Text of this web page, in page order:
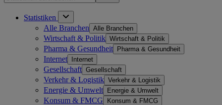
Statistiken
Alle Branchen Alle Branchen
Wirtschaft & Politik Wirtschaft & Politik
Pharma & Gesundheit Pharma & Gesundheit
Internet Internet
Gesellschaft Gesellschaft
Verkehr & Logistik Verkehr & Logistik
Energie & Umwelt Energie & Umwelt
Konsum & FMCG Konsum & FMCG